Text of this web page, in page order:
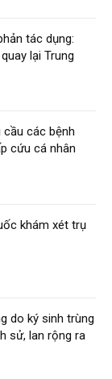
tác dụng:
lại Trung
cầu các bệnh
cứu cá nhân
khám xét trụ
do ký sinh trùng
sử, lan rộng ra